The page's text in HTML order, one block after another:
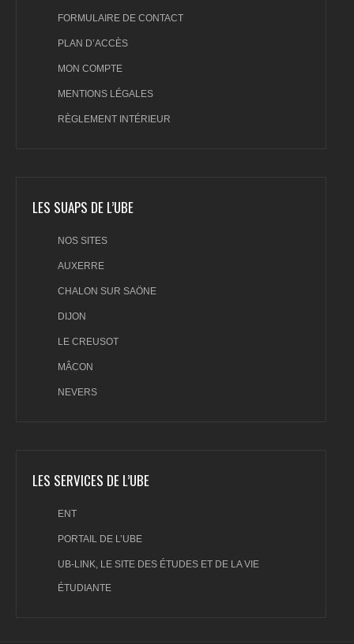
FORMULAIRE DE CONTACT
PLAN D’ACCÈS
MON COMPTE
MENTIONS LÉGALES
RÈGLEMENT INTÉRIEUR
LES SUAPS DE L’UBE
NOS SITES
AUXERRE
CHALON SUR SAÖNE
DIJON
LE CREUSOT
MÂCON
NEVERS
LES SERVICES DE L’UBE
ENT
PORTAIL DE L’UBE
UB-LINK, LE SITE DES ÉTUDES ET DE LA VIE
ÉTUDIANTE